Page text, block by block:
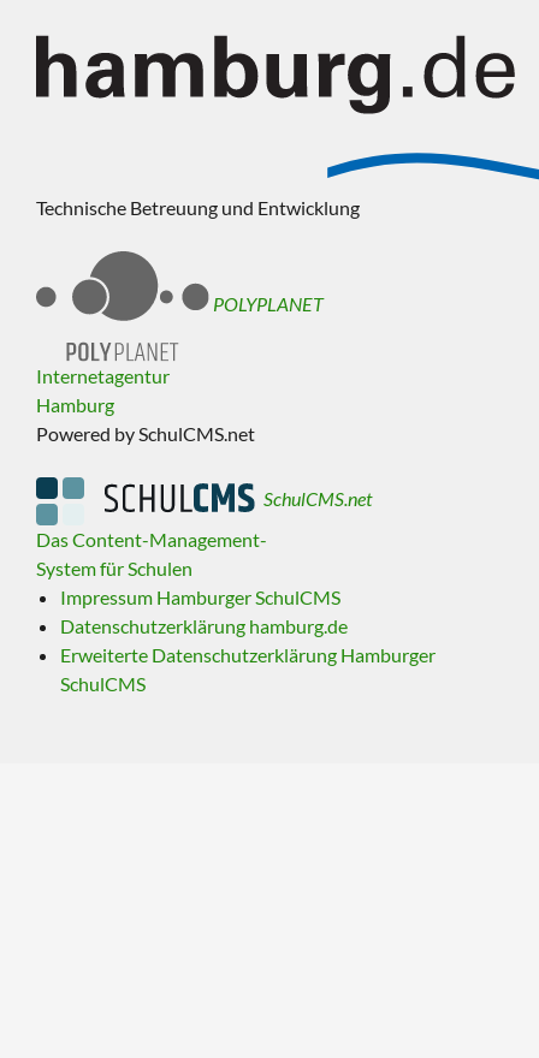
Technische Betreuung und Entwicklung
POLYPLANET
Internetagentur
Hamburg
Powered by SchulCMS.net
SchulCMS.net
Das Content-Management-
System für Schulen
Impressum Hamburger SchulCMS
Datenschutzerklärung hamburg.de
Erweiterte Datenschutzerklärung Hamburger
SchulCMS